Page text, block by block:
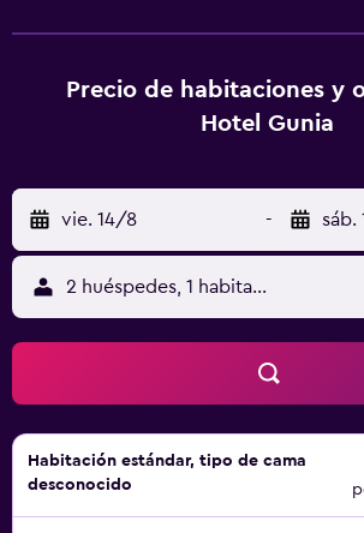
desayuno continental diario por un
empezar a explorar Berlín a pocos pasos
se halla a solo 10 minutos a pie. La
parada de autobús de Nollendorfplatz
pie del hotel.
Precio de habitaciones y
Hotel Gunia
vie. 14/8 - sáb.
2 huéspedes, 1 habitación
Habitación estándar, tipo de cama
desconocido